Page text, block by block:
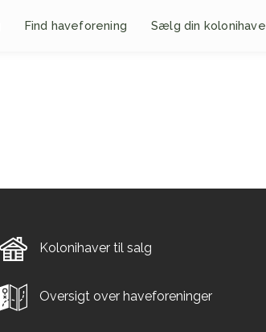
Find haveforening Sælg din kolonihave
Kolonihaver til salg
Oversigt over haveforeninger